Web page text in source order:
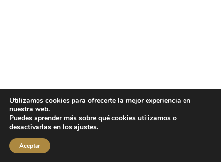
Utilizamos cookies para ofrecerte la mejor experiencia en
nuestra web.
Puedes aprender más sobre qué cookies utilizamos o
desactivarlas en los ajustes.
Aceptar